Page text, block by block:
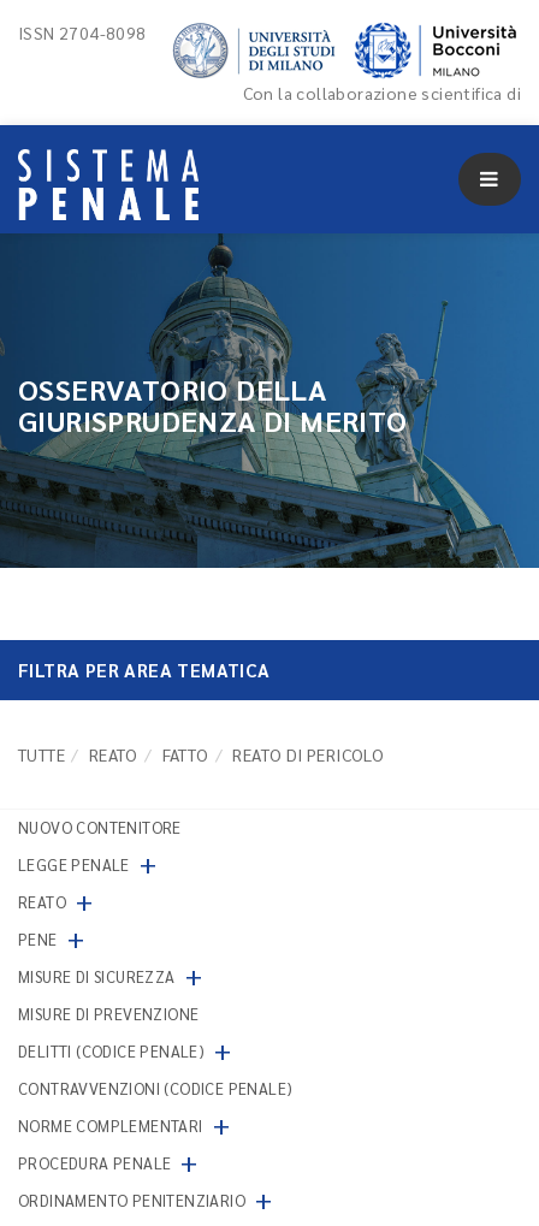
ISSN 2704-8098
Con la collaborazione scientifica di
OSSERVATORIO DELLA
GIURISPRUDENZA DI MERITO
FILTRA PER AREA TEMATICA
TUTTE REATO FATTO REATO DI PERICOLO
NUOVO CONTENITORE
LEGGE PENALE +
REATO +
PENE +
MISURE DI SICUREZZA +
MISURE DI PREVENZIONE
DELITTI (CODICE PENALE) +
CONTRAVVENZIONI (CODICE PENALE)
NORME COMPLEMENTARI
+
PROCEDURA PENALE +
ORDINAMENTO PENITENZIARIO +